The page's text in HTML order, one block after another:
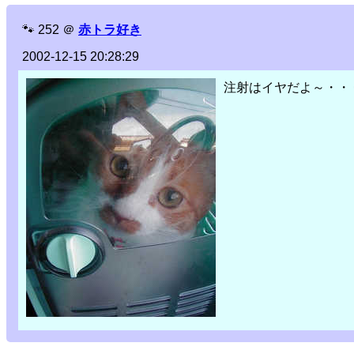
🐾 252 ＠ 赤トラ好き
2002-12-15 20:28:29
注射はイヤだよ～・・